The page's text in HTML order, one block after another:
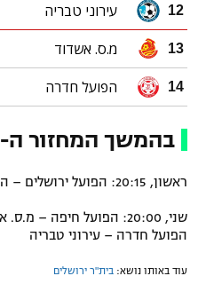
12 עירוני טבריה
13 מ.ס. אשדוד
14 הפועל חדרה
בהמשך המחזור ה-19:
ראשון, 20:15: הפועל ירושלים – הפועל באר שבע (ספורט4)
הפועל חדרה – עירוני טבריה
עוד באותו נושא: בית"ר ירושלים